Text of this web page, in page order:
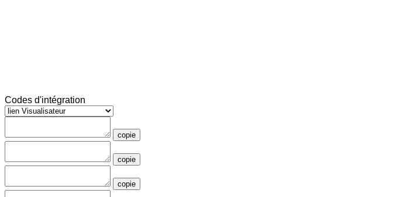
Codes d'intégration
copie
copie
copie